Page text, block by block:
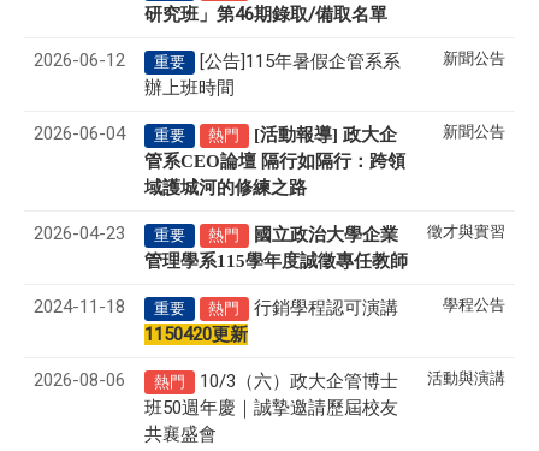
研究班」第46期錄取/備取名單
2026-06-12 重要
[公告]115年暑假企管系系
辦上班時間
新聞公告
2026-06-04 重要 熱門
[活動報導] 政大企
管系CEO論壇 隔行如隔行：跨領
域護城河的修練之路
新聞公告
2026-04-23 重要 熱門
國立政治大學企業
管理學系115學年度誠徵專任教師
徵才與實習
2024-11-18 重要 熱門
行銷學程認可演講
1150420更新
學程公告
2026-08-06 熱門
10/3（六）政大企管博士
班50週年慶｜誠摯邀請歷屆校友
共襄盛會
活動與演講